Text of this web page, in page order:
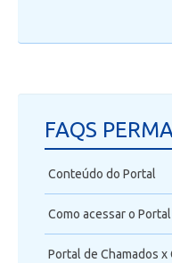
FAQS
Conteúdo do Portal
Como acessar o
Portal de Chamados x